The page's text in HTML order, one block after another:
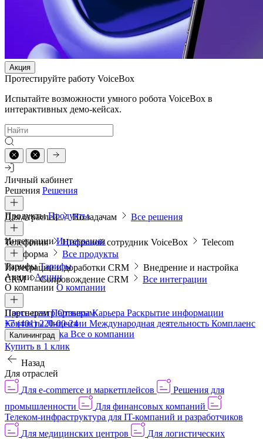
Акция
Протестируйте работу VoiceBox
Испытайте возможности умного робота VoiceBox в
интерактивных демо-кейсах.
Личный кабинет
Решения Решения
Для отраслей По задачам Все решения
ПродуктыПродукты
Телефония Цифровой сотрудник VoiceBox
Telecom
платформа
Все продукты
ИнтеграцииИнтеграции
Интеграции и доработки CRM
Внедрение и настройка
CRM
Сопровождение CRM Все интеграции
ТарифыТарифы
АкцииАкции
О компании О компании
Пресс-центрОтзывыКарьера Раскрытие информации
КонтактыЛицензии Международная деятельность Комплаенс
и деловая этика Все о компании
ПартнерамПартнерам
+7 (401) 220-00-24
Калининград
Купить в 1 клик
Назад
Для отраслей
Для e-commerce и маркетплейсов
Решения для
промышленности
Для финансовых компаний
Телеком-инфраструктура для IT-компаний и разработчиков
Для медицинских центров
Для логистических